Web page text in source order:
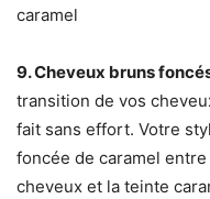
9. Cheveux bruns
transition de vos
fait sans effort. Votre
foncée de caramel
cheveux et la teinte